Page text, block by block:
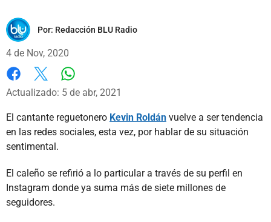
Por: Redacción BLU Radio
4 de Nov, 2020
Facebook
X
Actualizado: 5 de abr, 2021
El cantante reguetonero Kevin Roldán vuelve a ser tendencia
en las redes sociales, esta vez, por hablar de su situación
sentimental.
El caleño se refirió a lo particular a través de su perfil en
Instagram donde ya suma más de siete millones de
seguidores.